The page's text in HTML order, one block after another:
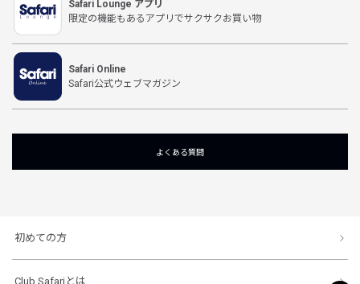
Safari Lounge アプリ
限定の機能もあるアプリでサクサクお買い物
Safari Online
Safari公式ウェブマガジン
よくある質問
初めての方
Club Safariとは